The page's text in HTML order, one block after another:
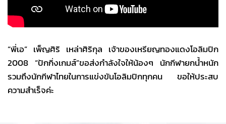
“พี่เอ” เพ็ญศิริ เหล่าศิริกุล เจ้าของเหรียญทองแดงโอลิมปิก
2008 “ปักกิ่งเกมส์”ขอส่งกำลังใจให้น้องๆ นักกีฬายกน้ำหนัก
รวมถึงนักกีฬาไทยในการแข่งขันโอลิมปิกทุกคน ขอให้ประสบ
ความสำเร็จค่ะ